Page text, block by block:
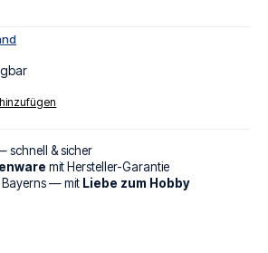
schnell & sicher
mit Hersteller-Garantie
Bayerns — mit Liebe zum Hobby